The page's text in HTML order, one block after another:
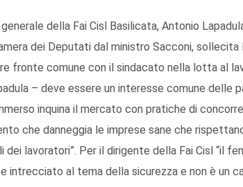
della Fai Cisl Basilicata, Antonio
dei Deputati dal ministro Sacconi,
fronte comune con il sindacato nella lotta al
– deve essere un interesse comune delle
inquina il mercato con pratiche di
che danneggia le imprese sane che
dei lavoratori”. Per il dirigente della Fai Cisl “il
intrecciato al tema della sicurezza e non è un